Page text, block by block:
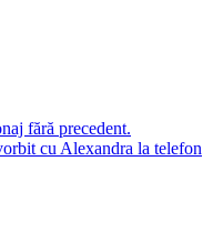
fără precedent.
cu Alexandra la telefon